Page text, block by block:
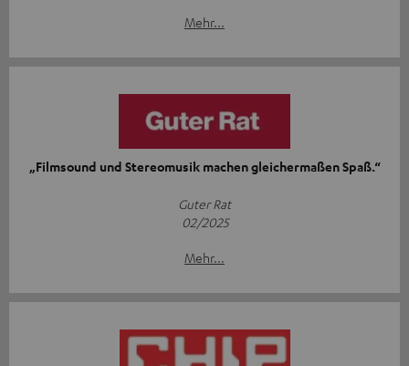
Mehr...
„Filmsound und Stereomusik machen gleichermaßen Spaß.“
Guter Rat
02/2025
Mehr...